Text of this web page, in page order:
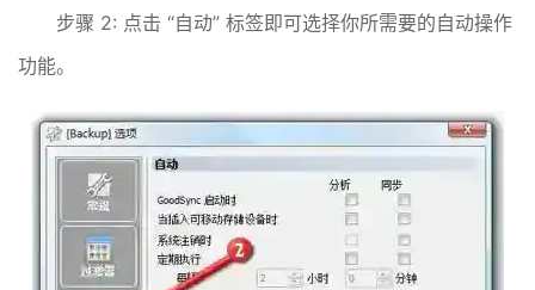
步骤 2: 点击 “自动” 标签即可选择你所需要的自动操作
功能。